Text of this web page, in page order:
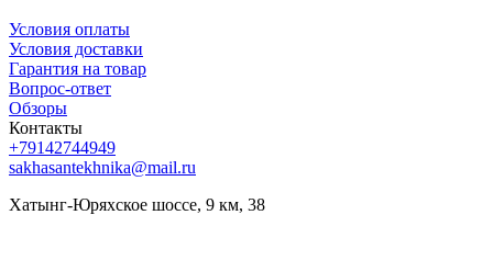
Условия оплаты
Условия доставки
Гарантия на товар
Вопрос-ответ
Обзоры
Контакты
+79142744949
sakhasantekhnika@mail.ru
Хатынг-Юряхское шоссе, 9 км, 38